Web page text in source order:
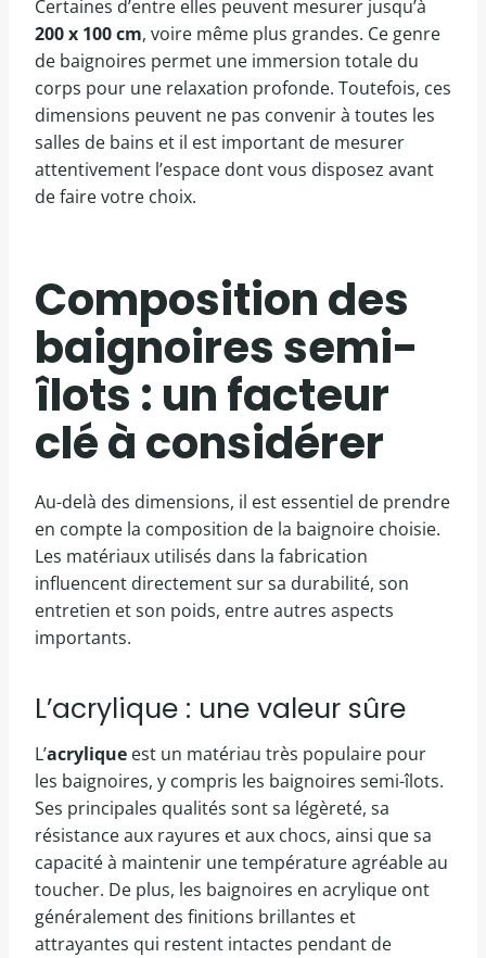
Certaines d’entre elles peuvent mesurer jusqu’à
200 x 100 cm, voire même plus grandes. Ce genre
de baignoires permet une immersion totale du
corps pour une relaxation profonde. Toutefois, ces
dimensions peuvent ne pas convenir à toutes les
salles de bains et il est important de mesurer
attentivement l’espace dont vous disposez avant
de faire votre choix.
Composition des
baignoires semi-
îlots : un facteur
clé à considérer
Au-delà des dimensions, il est essentiel de prendre
en compte la composition de la baignoire choisie.
Les matériaux utilisés dans la fabrication
influencent directement sur sa durabilité, son
entretien et son poids, entre autres aspects
importants.
L’acrylique : une valeur sûre
L’acrylique est un matériau très populaire pour
les baignoires, y compris les baignoires semi-îlots.
Ses principales qualités sont sa légèreté, sa
résistance aux rayures et aux chocs, ainsi que sa
capacité à maintenir une température agréable au
toucher. De plus, les baignoires en acrylique ont
généralement des finitions brillantes et
attrayantes qui restent intactes pendant de